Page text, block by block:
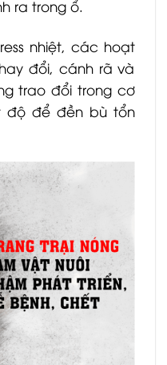
ra trong ổ.
nhiệt, các hoạt
đổi, cánh rã và
trao đổi trong cơ
độ để đền bù tổn